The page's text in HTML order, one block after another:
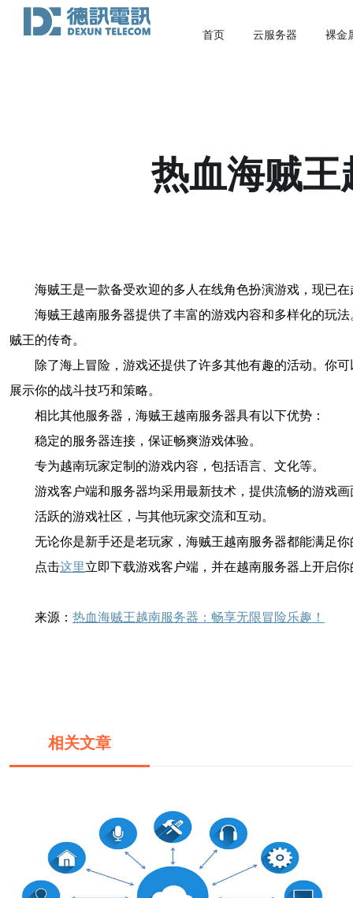
首页 云服务器 裸金
热血海贼王
海贼王是一款备受欢迎的多人在线角色扮演游戏，现已
海贼王越南服务器提供了丰富的游戏内容和多样化的玩
贼王的传奇。
除了海上冒险，游戏还提供了许多其他有趣的活动。你
展示你的战斗技巧和策略。
相比其他服务器，海贼王越南服务器具有以下优势：
稳定的服务器连接，保证畅爽游戏体验。
专为越南玩家定制的游戏内容，包括语言、文化等。
游戏客户端和服务器均采用最新技术，提供流畅的游戏
活跃的游戏社区，与其他玩家交流和互动。
无论你是新手还是老玩家，海贼王越南服务器都能满足
点击这里立即下载游戏客户端，并在越南服务器上开启
来源： 热血海贼王越南服务器：畅享无限冒险乐趣！
相关文章